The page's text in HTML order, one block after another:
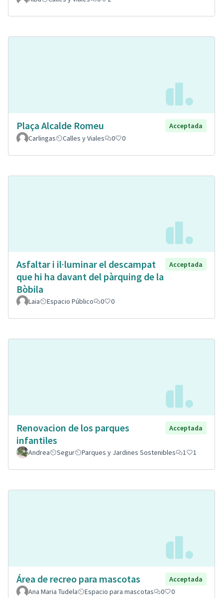
Plaça Alcalde Romeu
Acceptada
Carlingas
Calles y Viales 0 0
Asfaltar i il·luminar el descampat
que hi ha davant del pàrquing de la
Bòbila
Acceptada
Laia Espacio Público 0 0
Renovacion de los parques
infantiles
Acceptada
Andrea Segur Parques y Jardines Sostenibles 1 1
Área de recreo para mascotas
Acceptada
Ana Maria Tudela
Espacio para mascotas 0 0